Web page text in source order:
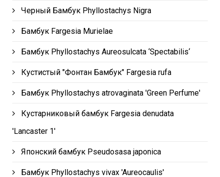
Черный Бамбук Phyllostachys Nigra
Бамбук Fargesia Murielae
Бамбук Phyllostachys Aureosulcata ‘Spectabilis‘
Кустистый "Фонтан Бамбук" Fargesia rufa
Бамбук Phyllostachys atrovaginata 'Green Perfume'
Кустарниковый бамбук Fargesia denudata
'Lancaster 1'
Японский бамбук Pseudosasa japonica
Бамбук Phyllostachys vivax 'Aureocaulis'